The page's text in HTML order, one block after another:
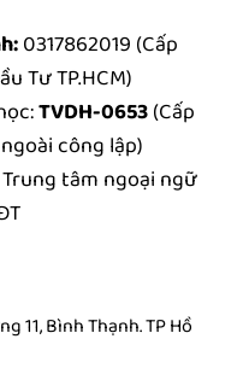
0317862019 (Cấp
Tư TP.HCM)
TVDH-0653(Cấp
công lập)
tâm ngoại ngữ
11, Bình Thạnh. TP Hồ